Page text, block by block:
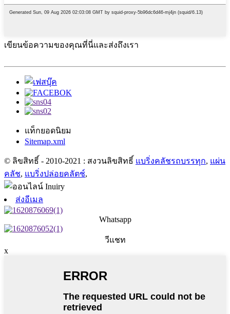
เขียนข้อความของคุณที่นี่และส่งถึงเรา
แท็กยอดนิยม
Sitemap.xml
© ลิขสิทธิ์ - 2010-2021 : สงวนลิขสิทธิ์ แบริ่งคลัชรถบรรทุก, แผ่น
คลัช, แบริ่งปล่อยคลัตช์,
ส่งอีเมล
Whatsapp
วีแชท
x